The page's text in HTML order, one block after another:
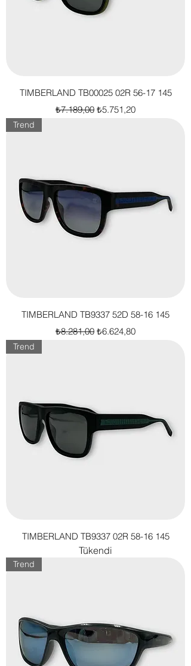
TIMBERLAND TB00025 02R 56-17 145
Normal Fiyat
₺7.189,00 İndirimli Fiyat
₺5.751,20
Trend
TIMBERLAND TB9337 52D 58-16 145
Normal Fiyat
₺8.281,00 İndirimli Fiyat
₺6.624,80
Trend
TIMBERLAND TB9337 02R 58-16 145
Tükendi
Trend